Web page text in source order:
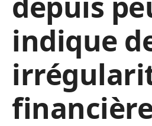
indique